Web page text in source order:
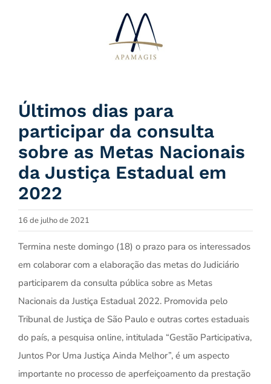
Últimos dias para
participar da consulta
sobre as Metas Nacionais
da Justiça Estadual em
2022
16 de julho de 2021
Termina neste domingo (18) o prazo para os interessados
em colaborar com a elaboração das metas do Judiciário
participarem da consulta pública sobre as Metas
Nacionais da Justiça Estadual 2022. Promovida pelo
Tribunal de Justiça de São Paulo e outras cortes estaduais
do país, a pesquisa online, intitulada “Gestão Participativa,
Juntos Por Uma Justiça Ainda Melhor”, é um aspecto
importante no processo de aperfeiçoamento da prestação